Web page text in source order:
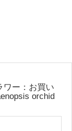
ワー：お買い
orchid